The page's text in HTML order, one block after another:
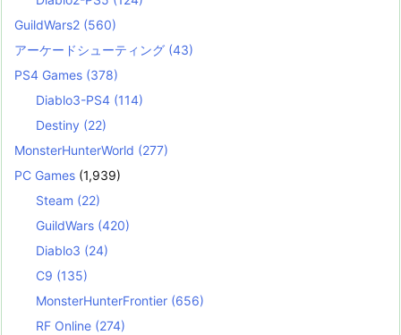
GuildWars2 (560)
アーケードシューティング (43)
PS4 Games (378)
Diablo3-PS4 (114)
Destiny (22)
MonsterHunterWorld (277)
PC Games (1,939)
Steam (22)
GuildWars (420)
Diablo3 (24)
C9 (135)
MonsterHunterFrontier (656)
RF Online (274)